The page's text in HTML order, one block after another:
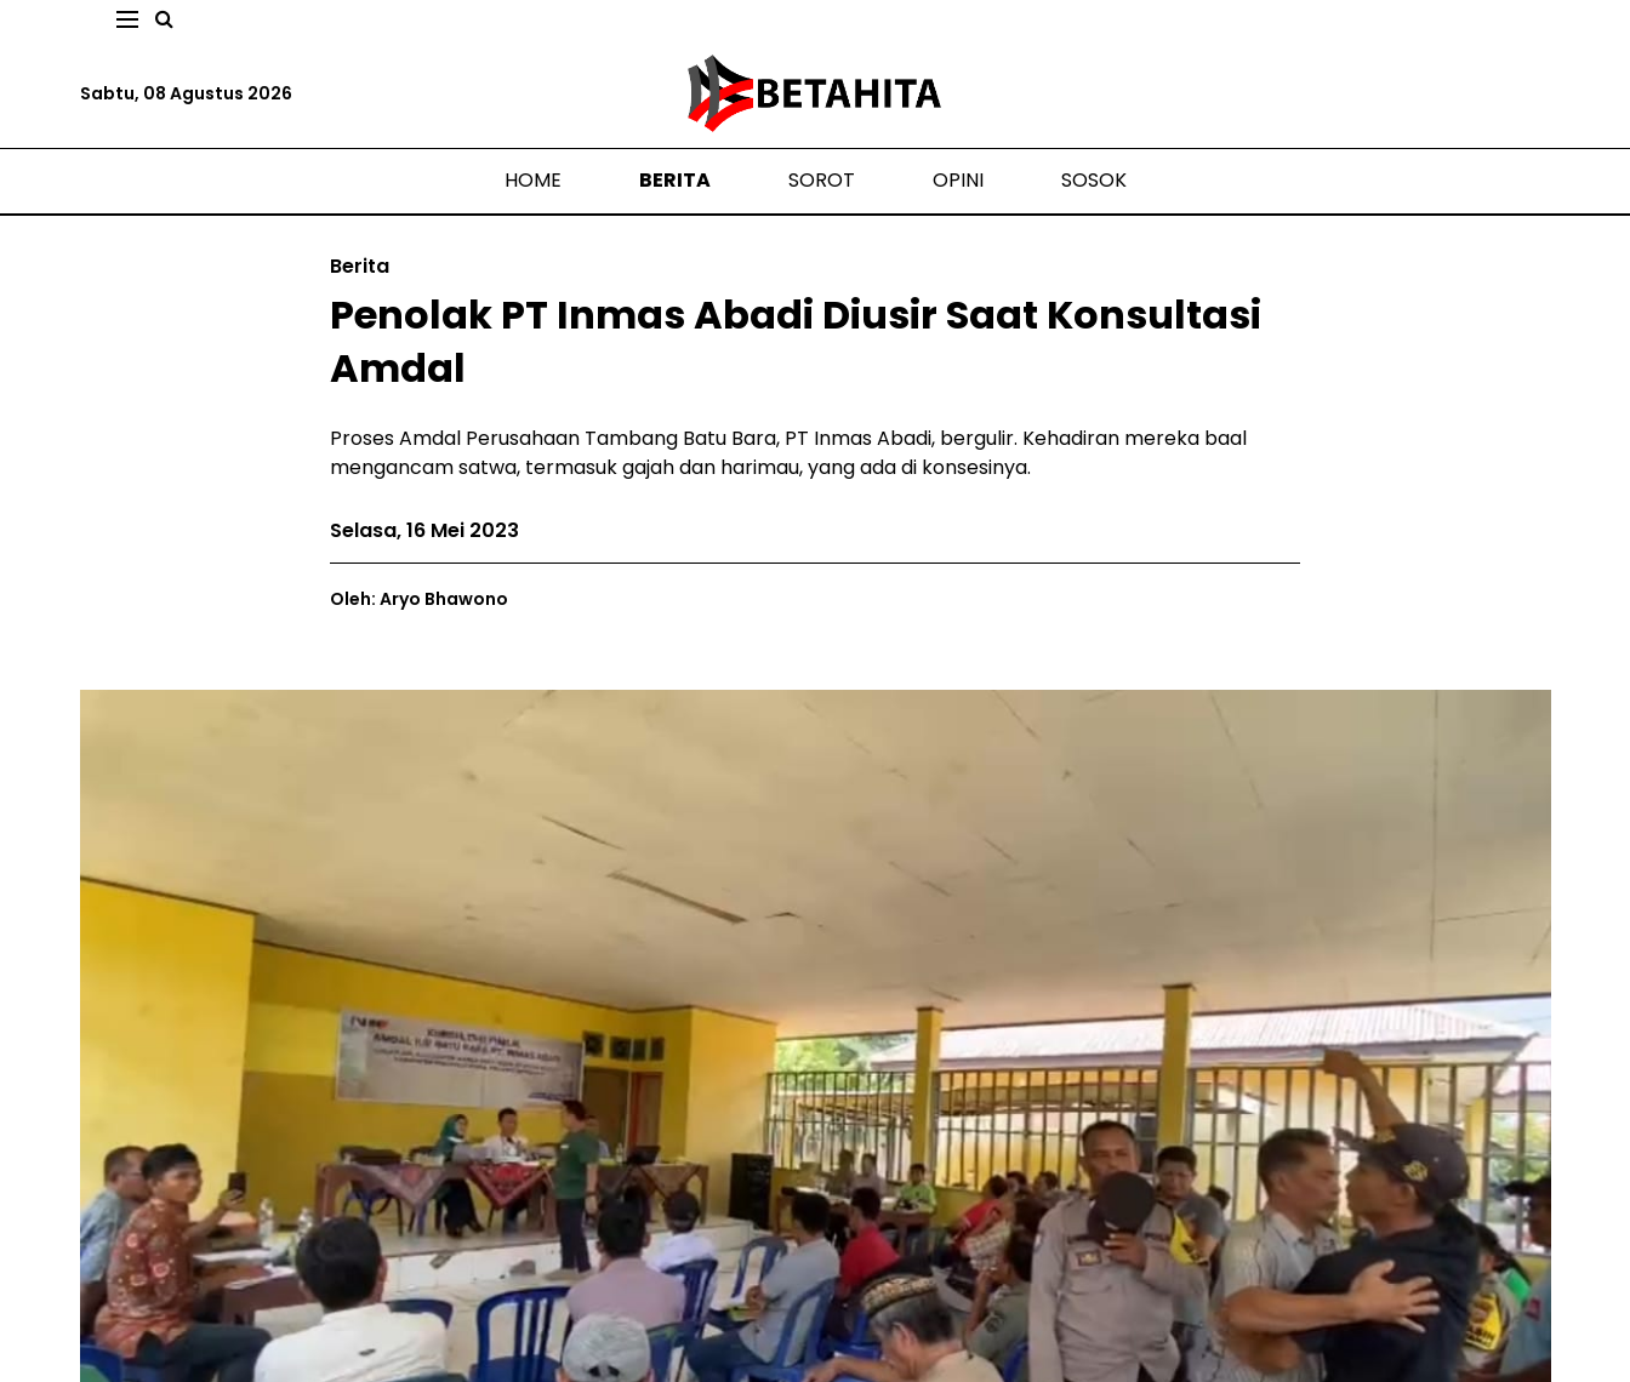
Sabtu, 08 Agustus 2026
HOME BERITA SOROT OPINI SOSOK
Berita
Penolak PT Inmas Abadi Diusir Saat Konsultasi
Amdal
Proses Amdal Perusahaan Tambang Batu Bara, PT Inmas Abadi, bergulir. Kehadiran mereka baal
mengancam satwa, termasuk gajah dan harimau, yang ada di konsesinya.
Selasa, 16 Mei 2023
Oleh: Aryo Bhawono